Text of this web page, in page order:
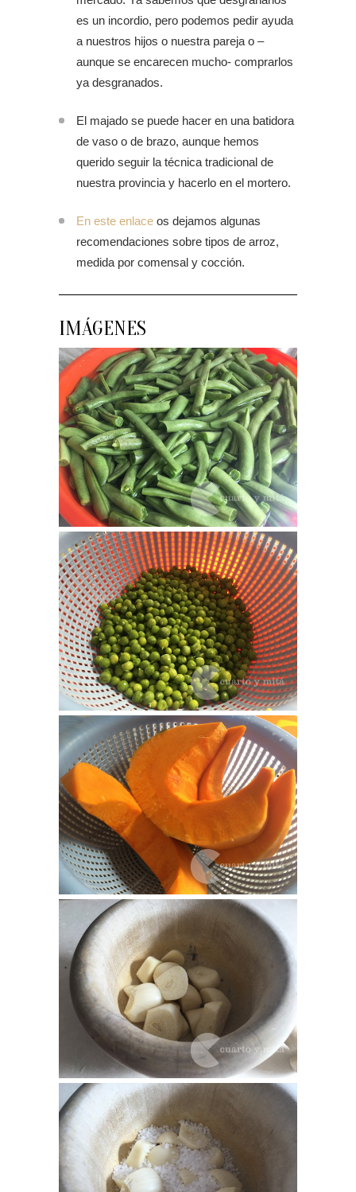
es un incordio, pero podemos pedir ayuda
a nuestros hijos o nuestra pareja o –
aunque se encarecen mucho- comprarlos
ya desgranados.
El majado se puede hacer en una batidora
de vaso o de brazo, aunque hemos
querido seguir la técnica tradicional de
nuestra provincia y hacerlo en el mortero.
En este enlace os dejamos algunas
recomendaciones sobre tipos de arroz,
medida por comensal y cocción.
IMÁGENES